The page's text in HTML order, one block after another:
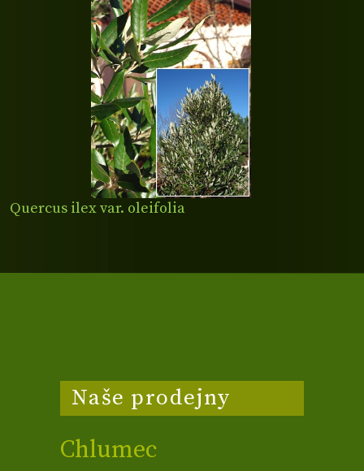
Quercus ilex var. oleifolia
Naše prodejny
Chlumec